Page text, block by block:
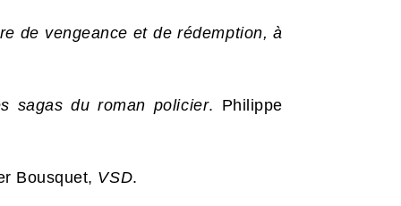
de vengeance et de rédemption, à
sagas du roman policier. Philippe
Bousquet, VSD.